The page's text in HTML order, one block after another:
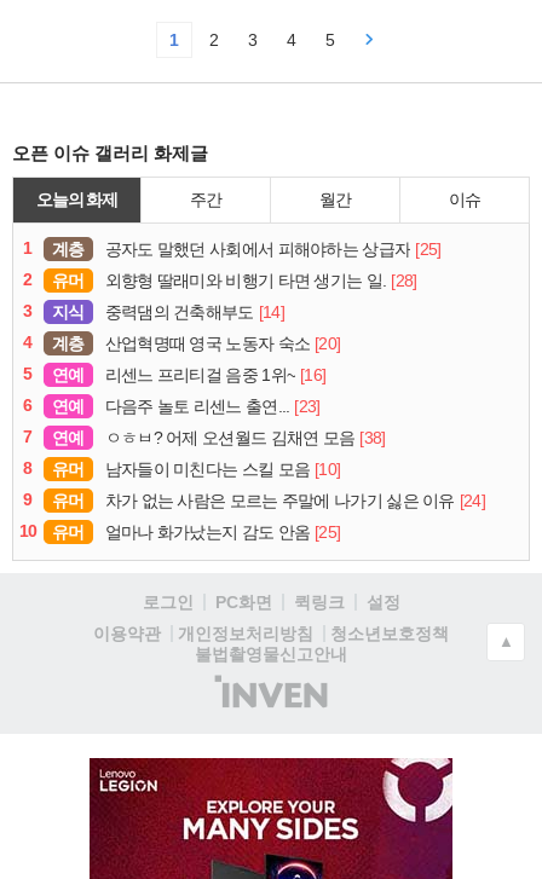
1 2 3 4 5
오픈 이슈 갤러리 화제글
오늘의 화제 주간 월간 이슈
1 계층 공자도 말했던 사회에서 피해야하는 상급자 [25]
2
유머 외향형 딸래미와 비행기 타면 생기는 일. [28]
3
지식 중력댐의 건축해부도 [14]
4
계층 산업혁명때 영국 노동자 숙소 [20]
5
연예 리센느 프리티걸 음중 1위~ [16]
6
연예 다음주 놀토 리센느 출연... [23]
7
연예 ㅇㅎㅂ? 어제 오션월드 김채연 모음 [38]
8
유머 남자들이 미친다는 스킬 모음 [10]
9
유머 차가 없는 사람은 모르는 주말에 나가기 싫은 이유 [24]
10
유머 얼마나 화가났는지 감도 안옴 [25]
로그인 PC화면 퀵링크
설정
이용약관
개인정보처리방침
청소년보호정책
불법촬영물신고안내
(주)
인
▲